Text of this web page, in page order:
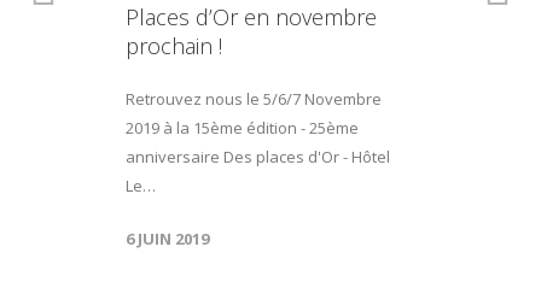
Places d’Or en novembre
prochain !
Retrouvez nous le 5/6/7 Novembre
2019 à la 15ème édition - 25ème
anniversaire Des places d'Or - Hôtel
Le…
6 JUIN 2019